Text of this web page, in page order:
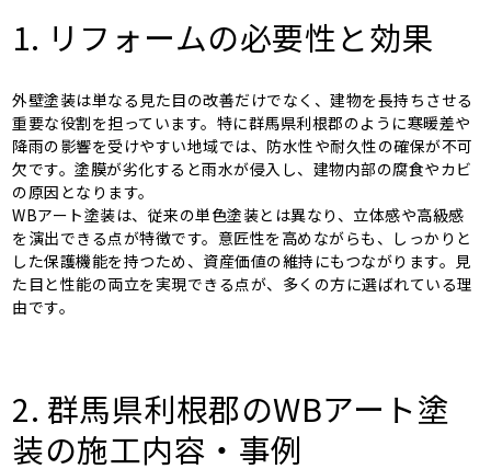
1. リフォームの必要性と効果
外壁塗装は単なる見た目の改善だけでなく、建物を長持ちさせる
重要な役割を担っています。特に群馬県利根郡のように寒暖差や
降雨の影響を受けやすい地域では、防水性や耐久性の確保が不可
欠です。塗膜が劣化すると雨水が侵入し、建物内部の腐食やカビ
の原因となります。
WBアート塗装は、従来の単色塗装とは異なり、立体感や高級感
を演出できる点が特徴です。意匠性を高めながらも、しっかりと
した保護機能を持つため、資産価値の維持にもつながります。見
た目と性能の両立を実現できる点が、多くの方に選ばれている理
由です。
2. 群馬県利根郡のWBアート塗
装の施工内容・事例